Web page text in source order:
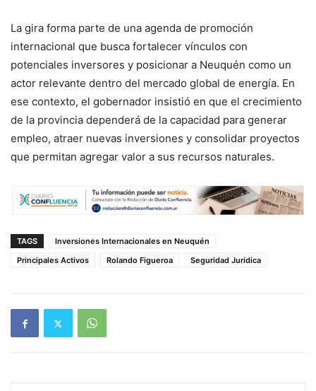
La gira forma parte de una agenda de promoción
internacional que busca fortalecer vínculos con
potenciales inversores y posicionar a Neuquén como un
actor relevante dentro del mercado global de energía. En
ese contexto, el gobernador insistió en que el crecimiento
de la provincia dependerá de la capacidad para generar
empleo, atraer nuevas inversiones y consolidar proyectos
que permitan agregar valor a sus recursos naturales.
TAGS
Inversiones Internacionales en Neuquén
Principales Activos
Rolando Figueroa Seguridad Jurídica